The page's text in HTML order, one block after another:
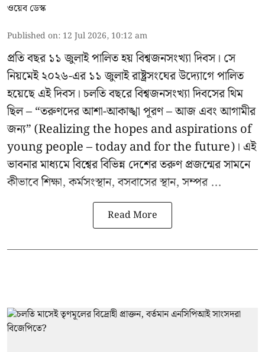
ওয়েব ডেস্ক
Published on: 12 Jul 2026, 10:12 am
প্রতি বছর ১১ জুলাই পালিত হয় বিশ্বজনসংখ্যা দিবস। সে
নিয়মেই ২০২৬-এর ১১ জুলাই রাষ্ট্রসংঘের উদ্যোগে পালিত
হয়েছে এই দিবস। চলতি বছরে বিশ্বজনসংখ্যা দিবসের থিম
ছিল – “তরুণদের আশা-আকাঙ্খা পূরণ – আজ এবং আগামীর
জন্য” (Realizing the hopes and aspirations of
young people – today and for the future)। এই
ভাবনার মাধ্যমে বিশ্বের বিভিন্ন দেশের তরুণ প্রজন্মের সামনে
কীভাবে শিক্ষা, কর্মসংস্থান, বসবাসের স্থান, সম্পর ...
Read More